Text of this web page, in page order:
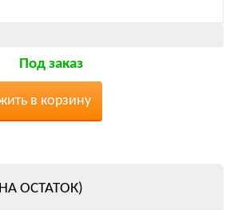
Под заказ
в корзину
ОСТАТОК)